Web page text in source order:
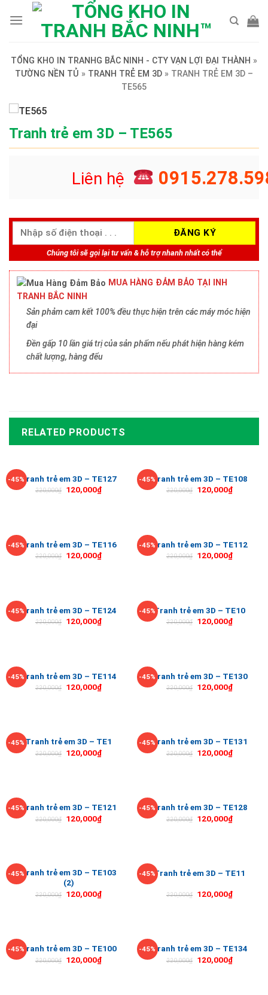
TỔNG KHO IN TRANHG BẮC NINH - CTY VẠN LỢI ĐẠI THÀNH »
TƯỜNG NỀN TỦ » TRANH TRẺ EM 3D » TRANH TRẺ EM 3D –
TE565
Tranh trẻ em 3D – TE565
Liên hệ
Chúng tôi sẽ gọi lại tư vấn & hỗ trợ nhanh nhất có thể
MUA HÀNG ĐẢM BẢO TẠI INH
TRANH BẮC NINH
Sản phảm cam kết 100% đều thực hiện trên các máy móc hiện
đại
Đền gấp 10 lần giá trị của sản phẩm nếu phát hiện hàng kém
chất lượng, hàng đểu
RELATED PRODUCTS
-45%Tranh trẻ em 3D – TE127
220,000₫ 120,000₫
-45%Tranh trẻ em 3D – TE108
220,000₫ 120,000₫
-45%Tranh trẻ em 3D – TE116
220,000₫ 120,000₫
-45%Tranh trẻ em 3D – TE112
220,000₫ 120,000₫
-45%Tranh trẻ em 3D – TE124
220,000₫ 120,000₫
-45%Tranh trẻ em 3D – TE10
220,000₫ 120,000₫
-45%Tranh trẻ em 3D – TE114
220,000₫ 120,000₫
-45%Tranh trẻ em 3D – TE130
220,000₫ 120,000₫
-45% Tranh trẻ em 3D – TE1
220,000₫ 120,000₫
-45%Tranh trẻ em 3D – TE131
220,000₫ 120,000₫
-45%Tranh trẻ em 3D – TE121
220,000₫ 120,000₫
-45%Tranh trẻ em 3D – TE128
220,000₫ 120,000₫
-45%Tranh trẻ em 3D – TE103
(2)
220,000₫ 120,000₫
-45%Tranh trẻ em 3D – TE11
220,000₫ 120,000₫
-45%Tranh trẻ em 3D – TE100
220,000₫ 120,000₫
-45%Tranh trẻ em 3D – TE134
220,000₫ 120,000₫